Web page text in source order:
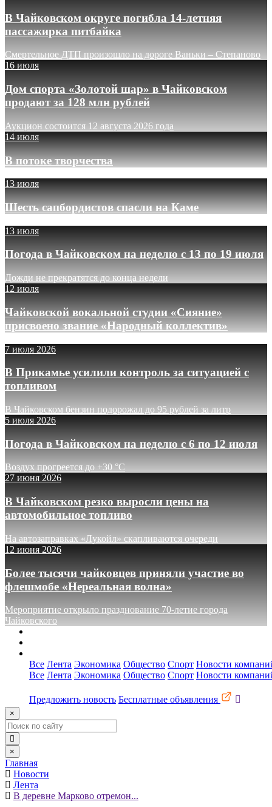
В Чайковском округе погибла 14-летняя
пассажирка питбайка
Смертельное ДТП произошло на дороге Ваньки – Степаново
16 июля
Дом спорта «Золотой шар» в Чайковском
продают за 128 млн рублей
Аукцион состоится 12 августа 2026 года
14 июля
В потоке творчества
13 июля
Шесть сапбордистов спасли на Каме
13 июля
Погода в Чайковском на неделю с 13 по 19 июля
Дожди не прекратятся до конца недели
12 июля
Чайковской вокальной студии «Сияние»
присвоено звание «Народный коллектив»
7 июля 2026
В Прикамье усилили контроль за ситуацией с
топливом
В Чайковском бензин подорожал до 95 рублей за литр
5 июля 2026
Погода в Чайковском на неделю с 6 по 12 июля
Воздух прогреется до +30 °C
27 июня 2026
В Чайковском резко выросли цены на
автомобильное топливо
На автозаправках «Лукойл» скапливаются очереди
12 июня 2026
Более тысячи чайковцев приняли участие во
флешмобе «Нереальная волна»
Мероприятие открыло празднование 70-летие города
Чайковского
Все Лента Экономика Общество Спорт Новости
Все Лента Экономика Общество Спорт Новости
Предложить новость Бесплатные объявления
×
×
Главная
Новости
Лента
В деревне Марково отремон...